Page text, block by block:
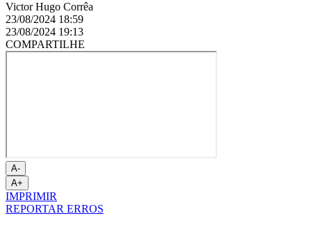
Victor Hugo Corrêa
23/08/2024 18:59
23/08/2024 19:13
COMPARTILHE
A-
A+
IMPRIMIR
REPORTAR ERROS